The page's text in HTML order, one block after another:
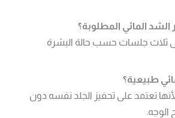
المائي المطلوبة؟
ثلاث جلسات حسب حالة البشرة
طبيعية؟
لأنها تعتمد على تحفيز الجلد نفسه دون
الوجه.